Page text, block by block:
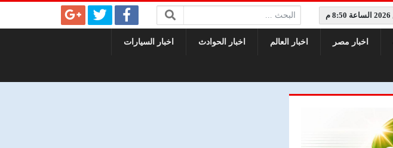
البحث:
اخبار مصر اخبار العالم اخبار الحوادث اخبار السيارات